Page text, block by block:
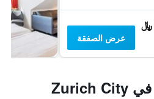
عرض الصفقة
أماكن إقامة أخرى في Zurich City